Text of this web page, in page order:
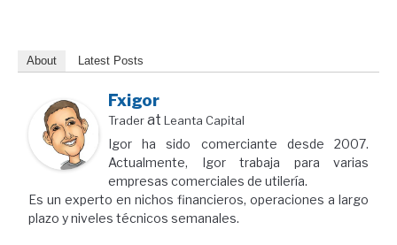
About Latest Posts
Fxigor
Traderat Leanta Capital
Igor ha sido comerciante desde 2007.
Actualmente, Igor trabaja para varias
empresas comerciales de utilería.
Es un experto en nichos financieros, operaciones a largo
plazo y niveles técnicos semanales.